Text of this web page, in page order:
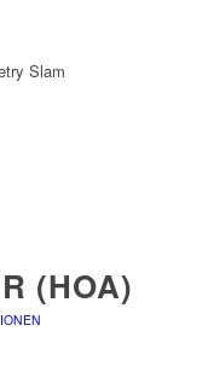
Slam
(HOA)